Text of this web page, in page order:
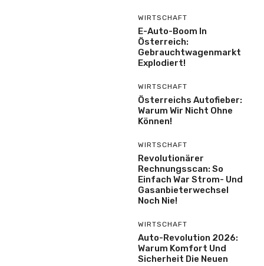
WIRTSCHAFT
E-Auto-Boom In
Österreich:
Gebrauchtwagenmarkt
Explodiert!
WIRTSCHAFT
Österreichs Autofieber:
Warum Wir Nicht Ohne
Können!
WIRTSCHAFT
Revolutionärer
Rechnungsscan: So
Einfach War Strom- Und
Gasanbieterwechsel
Noch Nie!
WIRTSCHAFT
Auto-Revolution 2026:
Warum Komfort Und
Sicherheit Die Neuen